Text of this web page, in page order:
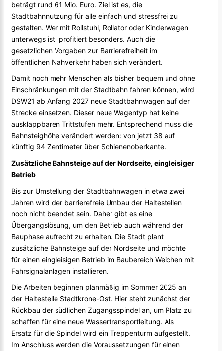
beträgt rund 61 Mio. Euro. Ziel ist es, die
Stadtbahnnutzung für alle einfach und stressfrei zu
gestalten. Wer mit Rollstuhl, Rollator oder Kinderwagen
unterwegs ist, profitiert besonders. Auch die
gesetzlichen Vorgaben zur Barrierefreiheit im
öffentlichen Nahverkehr haben sich verändert.
Damit noch mehr Menschen als bisher bequem und ohne
Einschränkungen mit der Stadtbahn fahren können, wird
DSW21 ab Anfang 2027 neue Stadtbahnwagen auf der
Strecke einsetzen. Dieser neue Wagentyp hat keine
ausklappbaren Trittstufen mehr. Entsprechend muss die
Bahnsteighöhe verändert werden: von jetzt 38 auf
künftig 94 Zentimeter über Schienenoberkante.
Zusätzliche Bahnsteige auf der Nordseite, eingleisiger
Betrieb
Bis zur Umstellung der Stadtbahnwagen in etwa zwei
Jahren wird der barrierefreie Umbau der Haltestellen
noch nicht beendet sein. Daher gibt es eine
Übergangslösung, um den Betrieb auch während der
Bauphase aufrecht zu erhalten. Die Stadt plant
zusätzliche Bahnsteige auf der Nordseite und möchte
für einen eingleisigen Betrieb im Baubereich Weichen mit
Fahrsignalanlagen installieren.
Die Arbeiten beginnen planmäßig im Sommer 2025 an
der Haltestelle Stadtkrone-Ost. Hier steht zunächst der
Rückbau der südlichen Zugangsspindel an, um Platz zu
schaffen für eine neue Wassertransportleitung. Als
Ersatz für die Spindel wird ein Treppenturm aufgestellt.
Im Anschluss werden die Voraussetzungen für einen